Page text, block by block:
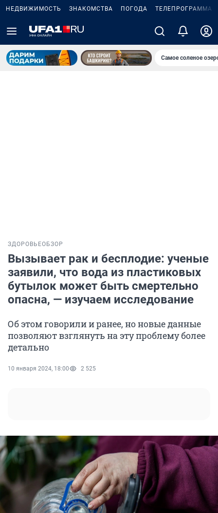
НЕДВИЖИМОСТЬ ЗНАКОМСТВА ПОГОДА ТЕЛЕПРОГРАММА
Самое соленое
ЗДОРОВЬЕОБЗОР
Вызывает рак и бесплодие: ученые
заявили, что вода из пластиковых
бутылок может быть смертельно
опасна, — изучаем исследование
Об этом говорили и ранее, но новые данные
позволяют взглянуть на эту проблему более
детально
10 января 2024, 18:00 2 525